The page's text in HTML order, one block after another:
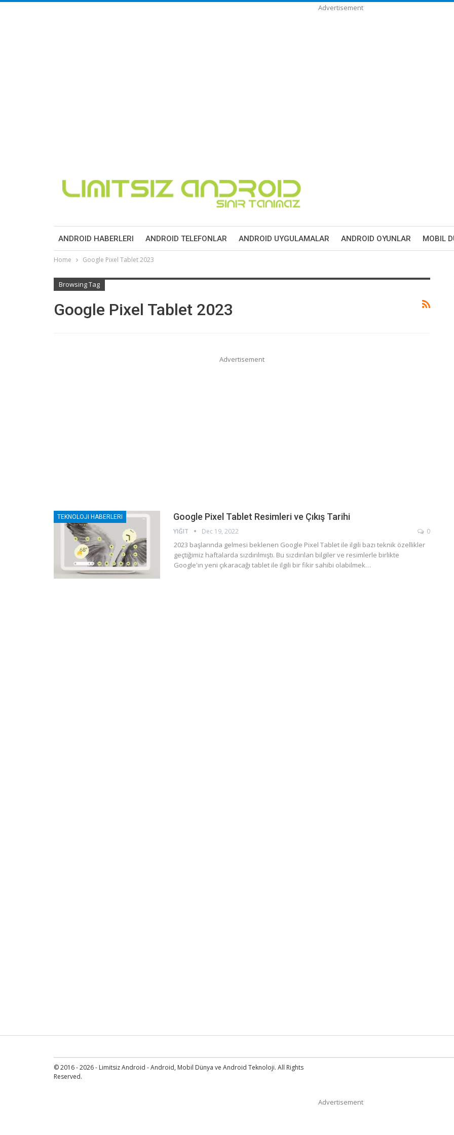
Advertisement
ANDROID HABERLERI ANDROID TELEFONLAR ANDROID UYGULAMALAR ANDROID OYUNLAR MOBIL
Home Google Pixel Tablet 2023
Browsing Tag
Google Pixel Tablet 2023
Advertisement
TEKNOLOJI HABERLERI Google Pixel Tablet Resimleri ve Çıkış Tarihi
YIĞIT Dec 19, 2022 0
2023 başlarında gelmesi beklenen Google Pixel Tablet ile ilgili bazı teknik özellikler
geçtiğimiz haftalarda sızdırılmıştı. Bu sızdırılan bilgiler ve resimlerle birlikte
Google'ın yeni çıkaracağı tablet ile ilgili bir fikir sahibi olabilmek…
© 2016 - 2026 - Limitsiz Android - Android, Mobil Dünya ve Android Teknoloji. All Rights
Reserved.
Advertisement